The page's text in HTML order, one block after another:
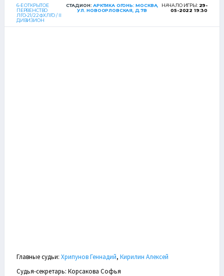
6-Е ОТКРЫТОЕ
ПЕРВЕНСТВО
ЛГО-21/22 ФХЛГО / II
ДИВИЗИОН
СТАДИОН:АРКТИКА ОГОНЬ: МОСКВА,
УЛ. НОВООРЛОВСКАЯ, Д.7В
НАЧАЛО ИГРЫ: 29-
05-2022 19:30
Главные судьи: Хрипунов Геннадий, Кирилин Алексей
Судья-секретарь: Корсакова Софья